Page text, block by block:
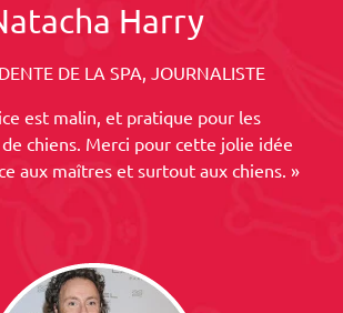
Harry
DE LA SPA, JOURNALISTE
est malin, et pratique pour les
chiens. Merci pour cette jolie idée
aux maîtres et surtout aux chiens. »